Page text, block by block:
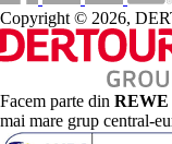
Copyright © 2026,
Facem parte din REWE
mai mare grup central-